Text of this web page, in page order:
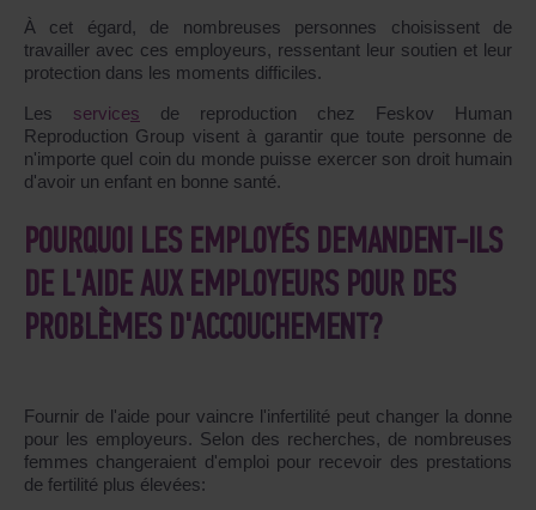
À cet égard, de nombreuses personnes choisissent de
travailler avec ces employeurs, ressentant leur soutien et leur
protection dans les moments difficiles.
Les services de reproduction chez Feskov Human
Reproduction Group visent à garantir que toute personne de
n'importe quel coin du monde puisse exercer son droit humain
d'avoir un enfant en bonne santé.
POURQUOI LES EMPLOYÉS DEMANDENT-ILS
DE L'AIDE AUX EMPLOYEURS POUR DES
PROBLÈMES D'ACCOUCHEMENT?
Fournir de l'aide pour vaincre l'infertilité peut changer la donne
pour les employeurs. Selon des recherches, de nombreuses
femmes changeraient d'emploi pour recevoir des prestations
de fertilité plus élevées: